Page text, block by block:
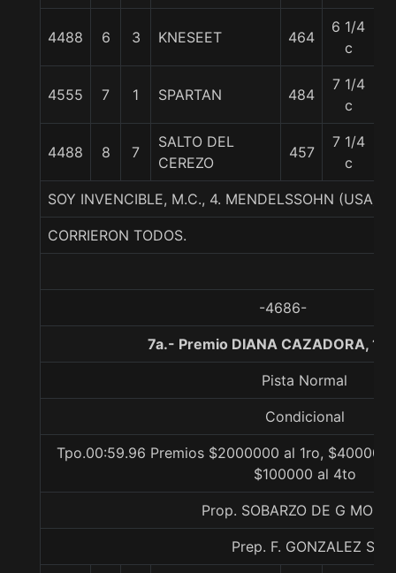
4488 6 3 KNESEET 464
6 1/4
c
4555 7 1 SPARTAN 484
7 1/4
c
4488 8 7
SALTO DEL
CEREZO
457
7 1/4
c
SOY INVENCIBLE, M.C., 4. MENDELSSOHN (USA)-
CORRIERON TODOS.
-4686-
7a.- Premio DIANA CAZADORA,
Pista Normal
Condicional
Tpo.00:59.96 Premios $2000000 al 1ro,
$100000 al 4to
Prop. SOBARZO DE G
Prep. F. GONZALEZ S.